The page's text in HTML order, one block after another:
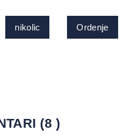
nikolic Ordenje
(8 )